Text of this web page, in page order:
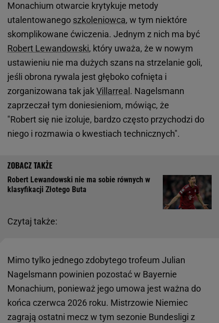
Monachium otwarcie krytykuje metody
utalentowanego szkoleniowca, w tym niektóre
skomplikowane ćwiczenia. Jednym z nich ma być
Robert Lewandowski, który uważa, że w nowym
ustawieniu nie ma dużych szans na strzelanie goli,
jeśli obrona rywala jest głęboko cofnięta i
zorganizowana tak jakVillarreal . Nagelsmann
zaprzeczał tym doniesieniom, mówiąc, że
"Robert się nie izoluje, bardzo często przychodzi do
niego i rozmawia o kwestiach technicznych".
Czytaj także:
Robert Lewandowski nie ma sobie równych w
klasyfikacji Złotego Buta
Mimo tylko jednego zdobytego trofeum Julian
Nagelsmann powinien pozostać w Bayernie
Monachium, ponieważ jego umowa jest ważna do
końca czerwca 2026 roku. Mistrzowie Niemiec
zagrają ostatni mecz w tym sezonie Bundesligi z